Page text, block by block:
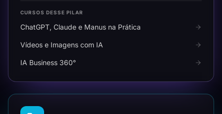
CURSOS DESSE PILAR
ChatGPT, Claude e Manus na Prática
Vídeos e Imagens com IA
IA Business 360°